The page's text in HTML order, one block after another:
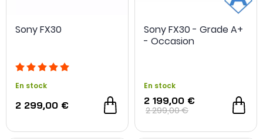
Sony FX30
En stock
2 299,00 €
Sony FX30 - Grade A+
- Occasion
En stock
2 199,00 €
2 299,00 €